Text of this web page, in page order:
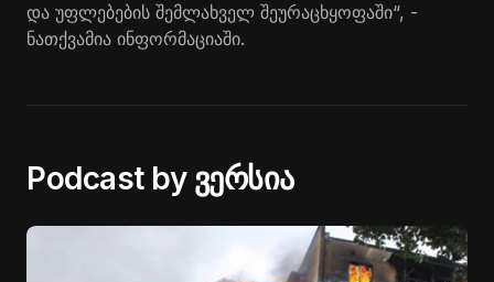
და უფლებების შემლახველ შეურაცხყოფაში“, -
ნათქვამია ინფორმაციაში.
Podcast by ვერსია